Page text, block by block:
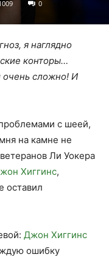
0
я наглядно
конторы…
очень сложно! И
с шеей,
на камне не
Ли Уокера
Хиггинс,
оставил
Джон Хиггинс
ошибку